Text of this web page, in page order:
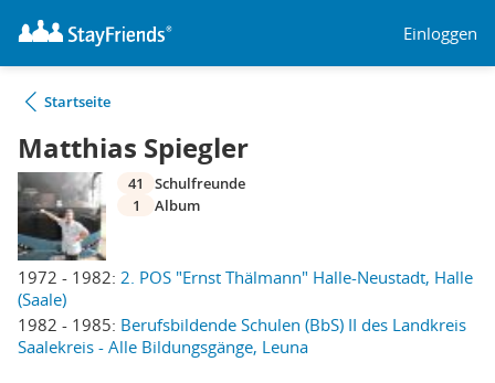
Einloggen
Startseite
Matthias Spiegler
1972 - 1982: 2. POS "Ernst Thälmann" Halle-Neustadt, Halle
(Saale)
1982 - 1985: Berufsbildende Schulen (BbS) II des Landkreis
Saalekreis - Alle Bildungsgänge, Leuna
41
Schulfreunde
1
Album